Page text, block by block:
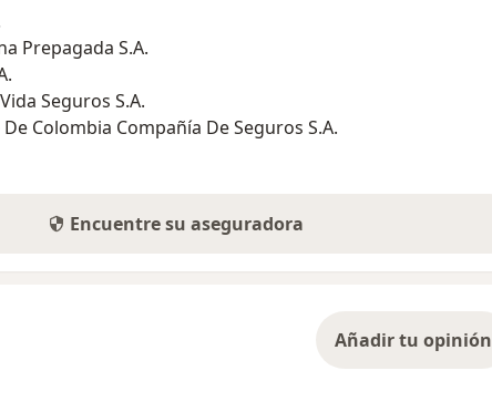
Prepagada S.A.
Seguros S.A.
Colombia Compañía De Seguros S.A.
Encuentre su aseguradora
Añadir tu opinión